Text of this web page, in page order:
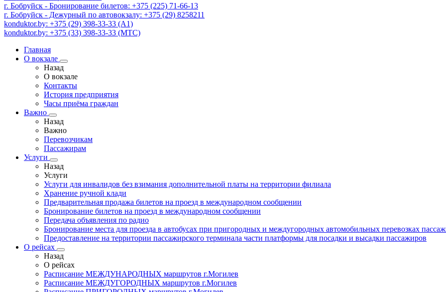
г. Бобруйск - Бронирование билетов: +375 (225) 71-66-13
г. Бобруйск - Дежурный по автовокзалу: +375 (29) 8258211
konduktor.by: +375 (29) 398-33-33 (A1)
konduktor.by: +375 (33) 398-33-33 (МТС)
Главная
О вокзале
Назад
О вокзале
Контакты
История предприятия
Часы приёма граждан
Важно
Назад
Важно
Перевозчикам
Пассажирам
Услуги
Назад
Услуги
Услуги для инвалидов без взимания дополнительной платы на территории филиала
Хранение ручной клади
Предварительная продажа билетов на проезд в международном сообщении
Бронирование билетов на проезд в международном сообщении
Передача объявления по радио
Бронирование места для проезда в автобусах при пригородных и междугородных автомобильных перевозках
Предоставление на территории пассажирского терминала части платформы для посадки и высадки пассажиров
О рейсах
Назад
О рейсах
Расписание МЕЖДУНАРОДНЫХ маршрутов г.Могилев
Расписание МЕЖДУГОРОДНЫХ маршрутов г.Могилев